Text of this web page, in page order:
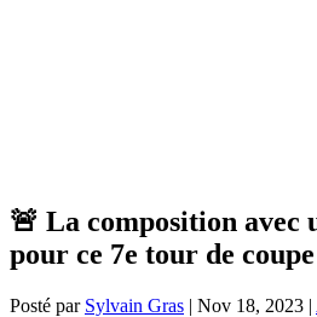
🚨 La composition avec
pour ce 7e tour de
Posté par Sylvain Gras | Nov 18, 2023 |